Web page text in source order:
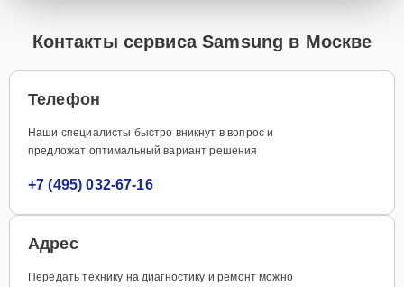
Контакты сервиса Samsung в Москве
Телефон
Наши специалисты быстро вникнут в вопрос и
предложат оптимальный вариант решения
+7 (495) 032-67-16
Адрес
Передать технику на диагностику и ремонт можно